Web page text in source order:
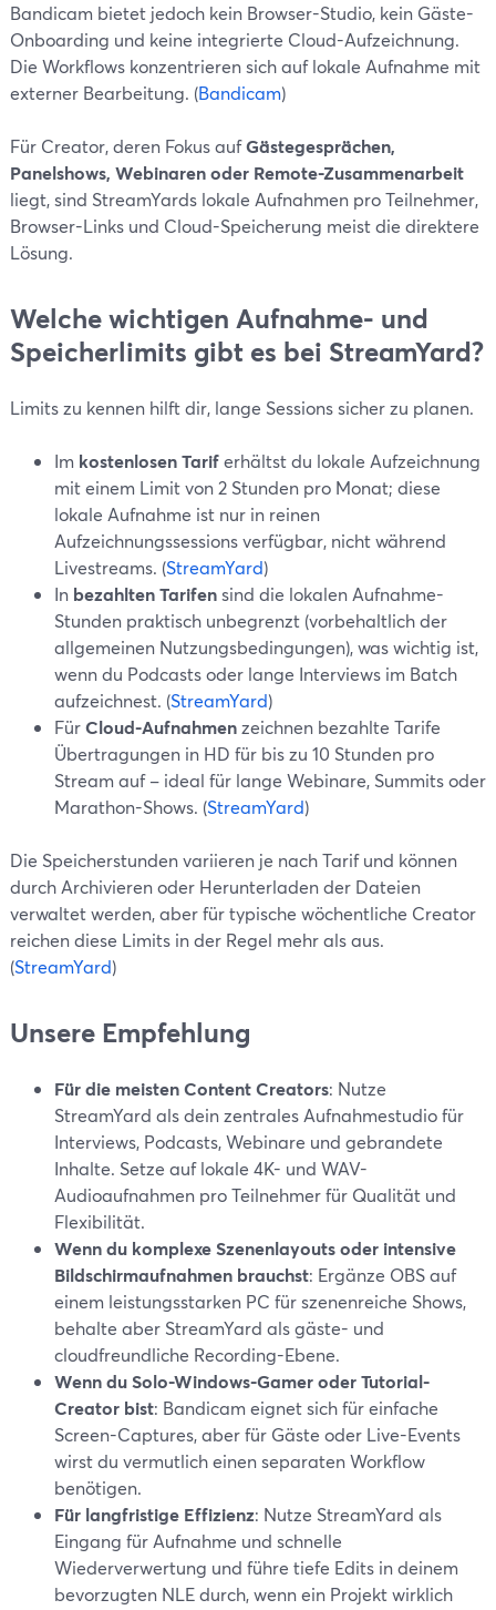
Bandicam bietet jedoch kein Browser-Studio, kein Gäste-
Onboarding und keine integrierte Cloud-Aufzeichnung.
Die Workflows konzentrieren sich auf lokale Aufnahme mit
externer Bearbeitung. (Bandicam)
Für Creator, deren Fokus aufGästegesprächen,
Panelshows, Webinaren oder Remote-Zusammenarbeit
liegt, sind StreamYards lokale Aufnahmen pro Teilnehmer,
Browser-Links und Cloud-Speicherung meist die direktere
Lösung.
Welche wichtigen Aufnahme- und
Speicherlimits gibt es bei StreamYard?
Limits zu kennen hilft dir, lange Sessions sicher zu planen.
Im kostenlosen Tariferhältst du lokale Aufzeichnung
mit einem Limit von 2 Stunden pro Monat; diese
lokale Aufnahme ist nur in reinen
Aufzeichnungssessions verfügbar, nicht während
Livestreams. (StreamYard)
In bezahlten Tarifensind die lokalen Aufnahme-
Stunden praktisch unbegrenzt (vorbehaltlich der
allgemeinen Nutzungsbedingungen), was wichtig ist,
wenn du Podcasts oder lange Interviews im Batch
aufzeichnest. (StreamYard)
FürCloud-Aufnahmenzeichnen bezahlte Tarife
Übertragungen in HD für bis zu 10 Stunden pro
Stream auf – ideal für lange Webinare, Summits oder
Marathon-Shows. (StreamYard)
Die Speicherstunden variieren je nach Tarif und können
durch Archivieren oder Herunterladen der Dateien
verwaltet werden, aber für typische wöchentliche Creator
reichen diese Limits in der Regel mehr als aus.
(StreamYard)
Unsere Empfehlung
Für die meisten Content Creators: Nutze
StreamYard als dein zentrales Aufnahmestudio für
Interviews, Podcasts, Webinare und gebrandete
Inhalte. Setze auf lokale 4K- und WAV-
Audioaufnahmen pro Teilnehmer für Qualität und
Flexibilität.
Wenn du komplexe Szenenlayouts oder intensive
Bildschirmaufnahmen brauchst: Ergänze OBS auf
einem leistungsstarken PC für szenenreiche Shows,
behalte aber StreamYard als gäste- und
cloudfreundliche Recording-Ebene.
Wenn du Solo-Windows-Gamer oder Tutorial-
Creator bist: Bandicam eignet sich für einfache
Screen-Captures, aber für Gäste oder Live-Events
wirst du vermutlich einen separaten Workflow
benötigen.
Für langfristige Effizienz: Nutze StreamYard als
Eingang für Aufnahme und schnelle
Wiederverwertung und führe tiefe Edits in deinem
bevorzugten NLE durch, wenn ein Projekt wirklich